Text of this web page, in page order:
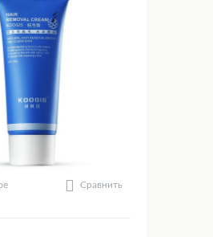
Сравнить